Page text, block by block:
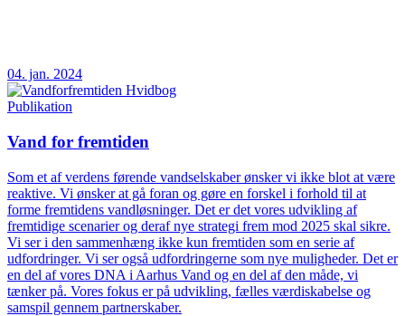
04. jan. 2024
Publikation
Vand for fremtiden
Som et af verdens førende vandselskaber ønsker vi ikke blot at være
reaktive. Vi ønsker at gå foran og gøre en forskel i forhold til at
forme fremtidens vandløsninger. Det er det vores udvikling af
fremtidige scenarier og deraf nye strategi frem mod 2025 skal sikre.
Vi ser i den sammenhæng ikke kun fremtiden som en serie af
udfordringer. Vi ser også udfordringerne som nye muligheder. Det er
en del af vores DNA i Aarhus Vand og en del af den måde, vi
tænker på. Vores fokus er på udvikling, fælles værdiskabelse og
samspil gennem partnerskaber.